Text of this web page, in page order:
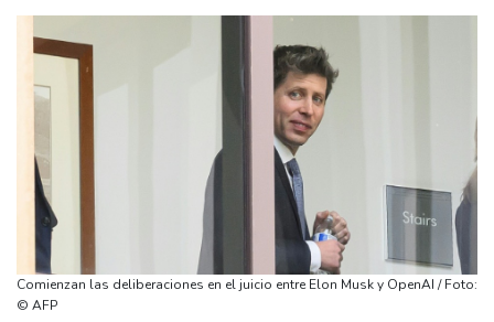
Al menos cuatro muertos y 15 heridos por tiroteo en una escuela
de Tailandia
Gobierno y oposición sostienen primer encuentro hacia una
transición política en Venezuela
Gobierno y oposición inician diálogo con miras a una transición
política en Venezuela
Infantino encuentra amparo en África ante la presión de la UEFA
El Real Madrid zanja las especulaciones y renueva a Vinícius
hasta 2032
Comienzan las deliberaciones en el juicio entre Elon Musk y OpenAI / Foto:
© AFP